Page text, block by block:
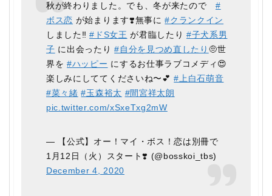
秋が終わりました。でも、冬が来たので#
ボス恋 が始まります❣️無事に#クランクイン
しました‼️#ドS女王 が君臨したり#子犬系男
子 に出会ったり#自分を見つめ直したり 🤨世
界を#ハッピー にするお仕事ラブコメディ😍
楽しみにしててくださいね〜💕#上白石萌音
#菜々緒 #玉森裕太 #間宮祥太朗
pic.twitter.com/xSxeTxg2mW
— 【公式】オー！マイ・ボス！恋は別冊で
1月12日（火）スタート❣️ (@bosskoi_tbs)
December 4, 2020